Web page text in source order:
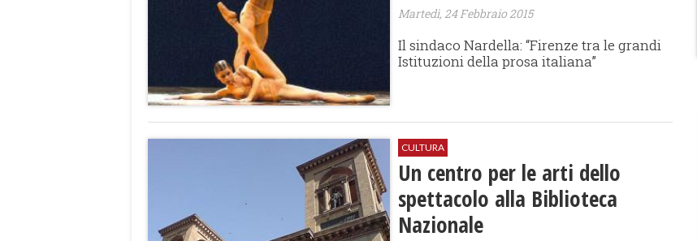
Martedì, 24 Febbraio 2015
Il sindaco Nardella: “Firenze tra le grandi
Istituzioni della prosa italiana”
CULTURA
Un centro per le arti dello
spettacolo alla Biblioteca
Nazionale